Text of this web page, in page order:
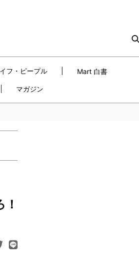
フ・ピープル Mart 白書
マガジン